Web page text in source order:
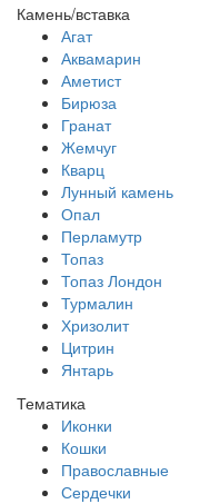
Камень/вставка
Агат
Аквамарин
Аметист
Бирюза
Гранат
Жемчуг
Кварц
Лунный камень
Опал
Перламутр
Топаз
Топаз Лондон
Турмалин
Хризолит
Цитрин
Янтарь
Тематика
Иконки
Кошки
Православные
Сердечки